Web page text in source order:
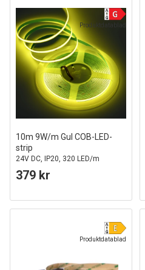
Produktdatablad
10m 9W/m Gul COB-LED-
strip
24V DC, IP20, 320 LED/m
379 kr
Produktdatablad